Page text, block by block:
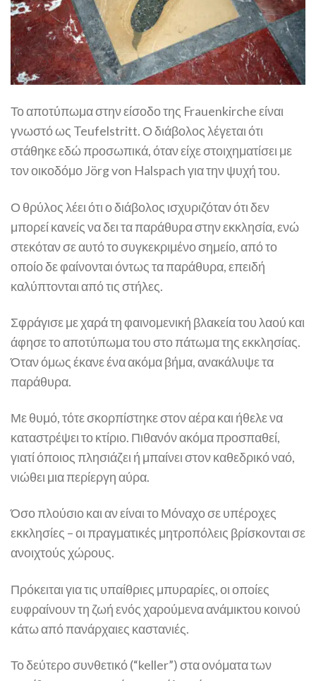
Το αποτύπωμα στην είσοδο της Frauenkirche είναι
γνωστό ως Teufelstritt. Ο διάβολος λέγεται ότι
στάθηκε εδώ προσωπικά, όταν είχε στοιχηματίσει με
τον οικοδόμο Jörg von Halspach για την ψυχή του.
Ο θρύλος λέει ότι ο διάβολος ισχυριζόταν ότι δεν
μπορεί κανείς να δει τα παράθυρα στην εκκλησία, ενώ
στεκόταν σε αυτό το συγκεκριμένο σημείο, από το
οποίο δε φαίνονται όντως τα παράθυρα, επειδή
καλύπτονται από τις στήλες.
Σφράγισε με χαρά τη φαινομενική βλακεία του λαού και
άφησε το αποτύπωμα του στο πάτωμα της εκκλησίας.
Όταν όμως έκανε ένα ακόμα βήμα, ανακάλυψε τα
παράθυρα.
Με θυμό, τότε σκορπίστηκε στον αέρα και ήθελε να
καταστρέψει το κτίριο. Πιθανόν ακόμα προσπαθεί,
γιατί όποιος πλησιάζει ή μπαίνει στον καθεδρικό ναό,
νιώθει μια περίεργη αύρα.
Όσο πλούσιο και αν είναι το Μόναχο σε υπέροχες
εκκλησίες – οι πραγματικές μητροπόλεις βρίσκονται σε
ανοιχτούς χώρους.
Πρόκειται για τις υπαίθριες μπυραρίες, οι οποίες
ευφραίνουν τη ζωή ενός χαρούμενα ανάμικτου κοινού
κάτω από πανάρχαιες καστανιές.
Το δεύτερο συνθετικό (“keller”) στα ονόματα των